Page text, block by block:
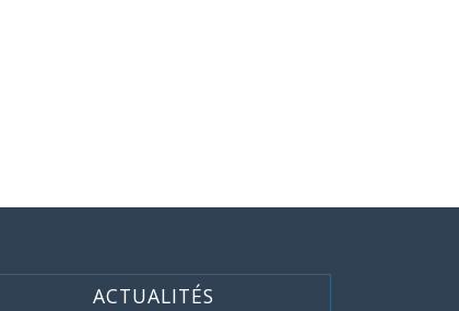
ACTUALITÉS